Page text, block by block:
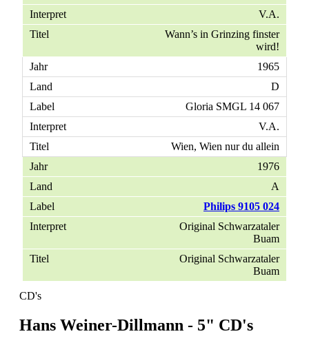
V.A.
Wann’s in Grinzing finster
wird!
1965
D
Gloria SMGL 14 067
V.A.
Wien, Wien nur du allein
1976
A
Philips 9105 024
Original Schwarzataler
Buam
Original Schwarzataler
Buam
CD's
Hans Weiner-Dillmann - 5" CD's